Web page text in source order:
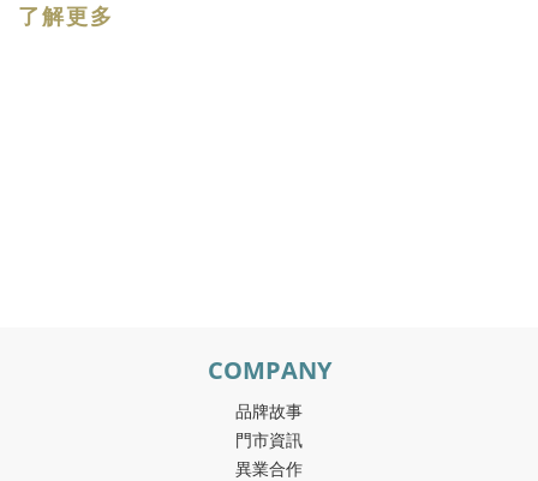
了解更多
COMPANY
品牌故事
門市資訊
異業合作